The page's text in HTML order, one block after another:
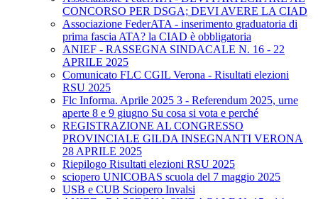
CONCORSO PER DSGA; DEVI AVERE LA CIAD
Associazione FederATA - inserimento graduatoria di
prima fascia ATA? la CIAD è obbligatoria
ANIEF - RASSEGNA SINDACALE N. 16 - 22
APRILE 2025
Comunicato FLC CGIL Verona - Risultati elezioni
RSU 2025
Flc Informa. Aprile 2025 3 - Referendum 2025, urne
aperte 8 e 9 giugno Su cosa si vota e perché
REGISTRAZIONE AL CONGRESSO
PROVINCIALE GILDA INSEGNANTI VERONA
28 APRILE 2025
Riepilogo Risultati elezioni RSU 2025
sciopero UNICOBAS scuola del 7 maggio 2025
USB e CUB Sciopero Invalsi